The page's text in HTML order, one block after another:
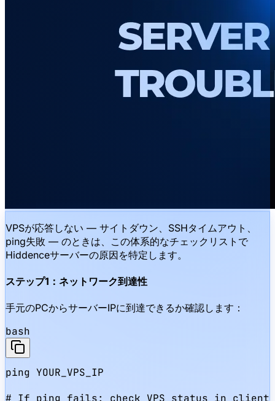
VPSが応答しない — サイトダウン、SSHタイムアウト、
ping失敗 — のときは、この体系的なチェックリストで
Hiddenceサーバーの原因を特定します。
ステップ1：ネットワーク到達性
手元のPCからサーバーIPに到達できるか確認します：
bash
ping YOUR_VPS_IP